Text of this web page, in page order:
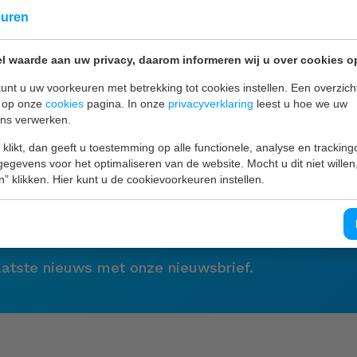
waarde aan uw privacy, daarom informeren wij u over cookies
u uw voorkeuren met betrekking tot cookies instellen. Een
onze cookies pagina. In onze privacyverklaring leest u hoe we uw
verwerken.
dan geeft u toestemming op alle functionele, analyse en
voor het optimaliseren van de website. Mocht u dit niet
klikken. Hier kunt u de cookievoorkeuren instellen.
afspraken met zorgverzekeraars. Zij vergoeden
der Hoeven Kliniek en de Waag als zij een contract
het contract rondgekomen. We hebben nu met alle tien
zorgverzekeraars hebben we meerjarencontracten
ontzettend blij mee zijn! Dit geeft ons de garantie dat
patiënten en cliënten.
nieuws met onze nieuwsbrief.